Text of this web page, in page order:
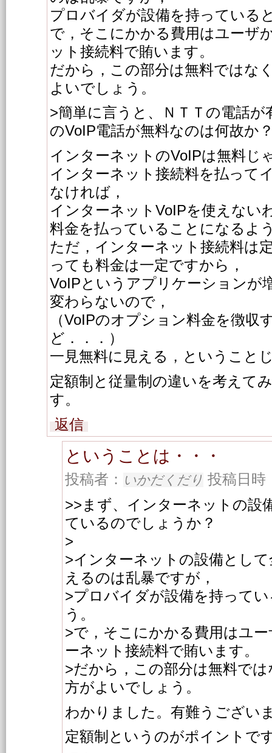
プロバイダが設備を持っている
で，そこにかかる費用はユーザ
ット接続料で賄います。
だから，この部分は無料ではな
よいでしょう。
>簡単に言うと、ＮＴＴの電話
のVoIP電話が無料なのは何故
インターネットのVoIPは無料じ
インターネット接続料を払って
なければ，
インターネットVoIPを使えない
料金を払っていることになるよ
ただ，インターネット接続料は
っても料金は一定ですから，
VoIPというアプリケーションが
変わらないので，
（VoIPのオプション料金を徴収
ど．．．）
一見無料に見える，ということ
定額制と従量制の違いを考えて
す。
返信
ということは・・・
投稿者： いかだくだり 投稿日時
>>まず、インターネットの設
ているのでしょうか？
>
>インターネットの設備とし
えるのは乱暴ですが，
>プロバイダが設備を持って
う。
>で，そこにかかる費用はユ
ーネット接続料で賄います。
>だから，この部分は無料で
方がよいでしょう。
わかりました。有難うござい
定額制というのがポイントで